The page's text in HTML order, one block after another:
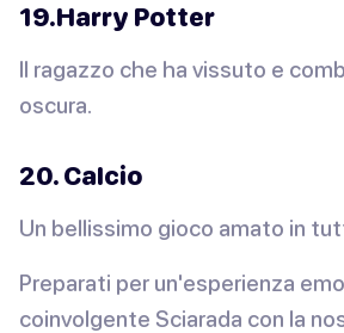
19.Harry Potter
Il ragazzo che ha vissuto e
oscura.
20. Calcio
Un bellissimo gioco amato in
Preparati per un'esperienza
coinvolgente Sciarada con la